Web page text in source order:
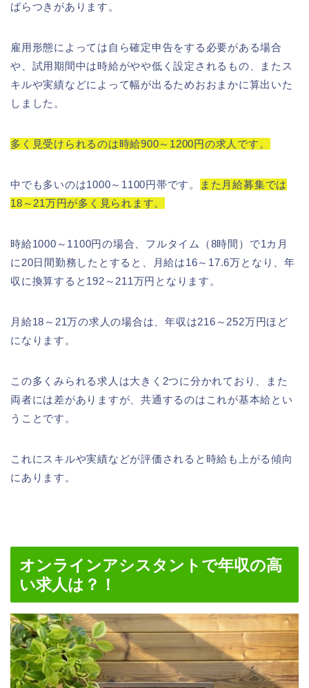
ばらつきがあります。
雇用形態によっては自ら確定申告をする必要がある場合
や、試用期間中は時給がやや低く設定されるもの、またス
キルや実績などによって幅が出るためおおまかに算出いた
しました。
多く見受けられるのは時給900～1200円の求人です。
中でも多いのは1000～1100円帯です。
また月給募集では
18～21万円が多く見られます。
時給1000～1100円の場合、フルタイム（8時間）で1カ月
に20日間勤務したとすると、月給は16～17.6万となり、年
収に換算すると192～211万円となります。
月給18～21万の求人の場合は、年収は216～252万円ほど
になります。
この多くみられる求人は大きく2つに分かれており、また
両者には差がありますが、共通するのはこれが基本給とい
うことです。
これにスキルや実績などが評価されると時給も上がる傾向
にあります。
オンラインアシスタントで年収の高
い求人は？！